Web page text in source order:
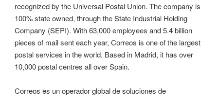
recognized by the Universal Postal Union. The company is
100% state owned, through the State Industrial Holding
Company (SEPI). With 63,000 employees and 5.4 billion
pieces of mail sent each year, Correos is one of the largest
postal services in the world. Based in Madrid, it has over
10,000 postal centres all over Spain.
Correos es un operador global de soluciones de